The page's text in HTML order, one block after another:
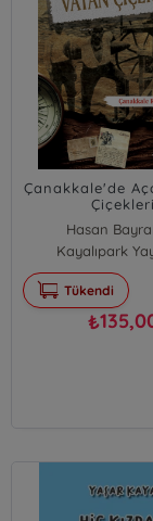
Çanakkale'de
Çiçekleri
Hasan
Kayalıpark
Tükendi
₺